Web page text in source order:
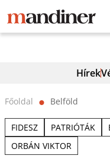
Hírek
Főoldal ⬤ Belföld
FIDESZ PATRIÓTÁK
ORBÁN VIKTOR